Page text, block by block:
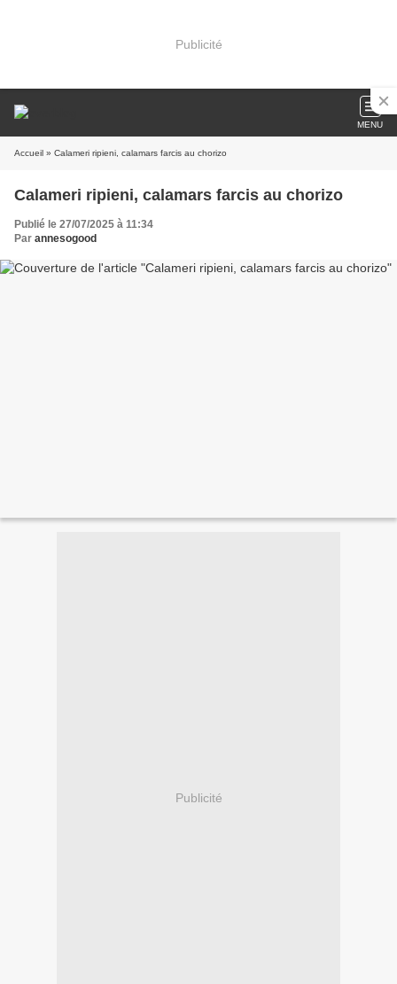
Publicité
MENU
Accueil » Calameri ripieni, calamars farcis au chorizo
Calameri ripieni, calamars farcis au chorizo
Publié le 27/07/2025 à 11:34
Par annesogood
Publicité